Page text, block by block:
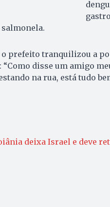
o prefeito tranquilizou a
“Como disse um amigo
na rua, está tudo
deixa Israel e deve